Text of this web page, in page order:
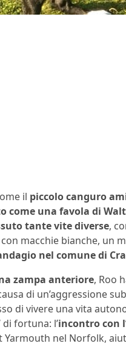
il piccolo canguro
come una favola di
tante vite diverse,
macchie bianche, un
nel comune di
zampa anteriore, Roo
di un’aggressione
di vivere una vita
fortuna: l’incontro con
Yarmouth nel Norfolk,